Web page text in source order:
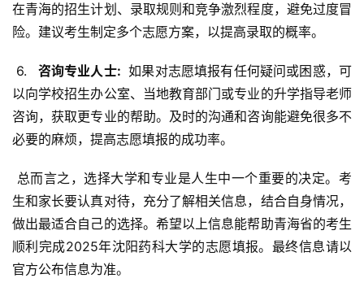
在青海的招生计划、录取规则和竞争激烈程度，避免过度冒
险。建议考生制定多个志愿方案，以提高录取的概率。
6.
  咨询专业人士:
如果对志愿填报有任何疑问或困惑，可
以向学校招生办公室、当地教育部门或专业的升学指导老师
咨询，获取更专业的帮助。及时的沟通和咨询能避免很多不
必要的麻烦，提高志愿填报的成功率。
生和家长要认真对待，充分了解相关信息，结合自身情况，
做出最适合自己的选择。希望以上信息能帮助青海省的考生
顺利完成2025年沈阳药科大学的志愿填报。最终信息请以
官方公布信息为准。